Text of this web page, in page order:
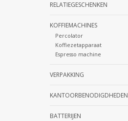
RELATIEGESCHENKEN
KOFFIEMACHINES
Percolator
Koffiezetapparaat
Espresso machine
VERPAKKING
KANTOORBENODIGDHEDEN
BATTERIJEN